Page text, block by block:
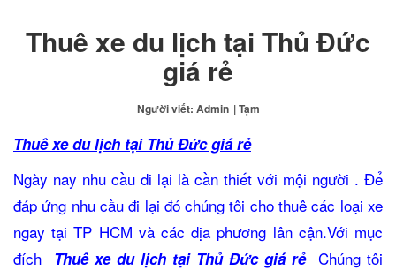
Thuê xe du lịch tại Thủ Đức
giá rẻ
Người viết: Admin | Tạm
Thuê xe du lịch tại Thủ Đức giá rẻ
Ngày nay nhu cầu đi lại là cần thiết với mội người . Để
đáp ứng nhu cầu đi lại đó chúng tôi cho thuê các loại xe
ngay tại TP HCM và các địa phương lân cận.Với mục
đích
Thuê xe du lịch tại Thủ Đức giá rẻ Chúng tôi